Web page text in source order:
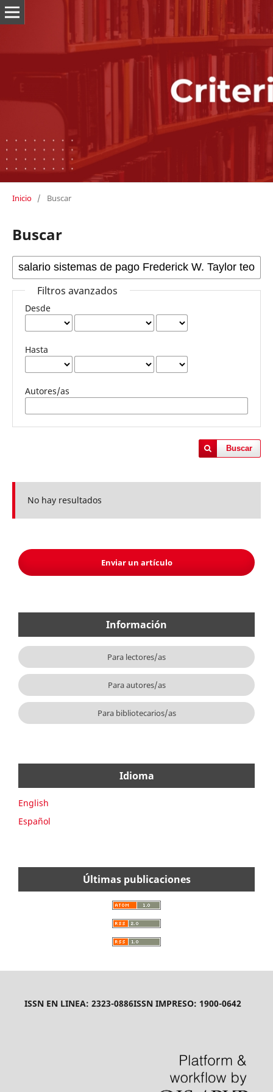
Inicio / Buscar
Buscar
Filtros avanzados
Desde
Hasta
Autores/as
Buscar
No hay resultados
Enviar un artículo
Información
Para lectores/as
Para autores/as
Para bibliotecarios/as
Idioma
English
Español
Últimas publicaciones
ISSN EN LINEA: 2323-0886ISSN IMPRESO: 1900-0642